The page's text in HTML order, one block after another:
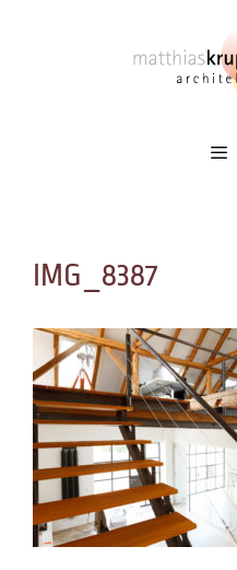
IMG_8387